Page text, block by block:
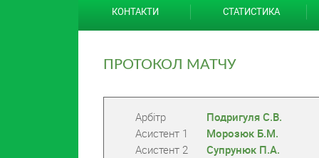
КОНТАКТИ СТАТИСТИКА
ПРОТОКОЛ МАТЧУ
Арбітр
Подригуля С.В.
Асистент 1
Морозюк Б.М.
Асистент 2
Супрунюк П.А.